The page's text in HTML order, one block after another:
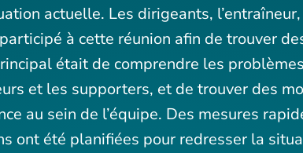
actuelle. Les dirigeants,
à cette réunion afin de trouver
était de comprendre les
et les supporters, et de trouver des
au sein de l’équipe. Des mesures
ont été planifiées pour redresser la